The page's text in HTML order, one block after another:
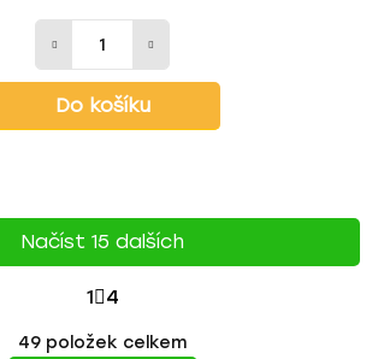
Do košíku
v
Načíst 15 dalších
S
T
1 4
49 položek celkem